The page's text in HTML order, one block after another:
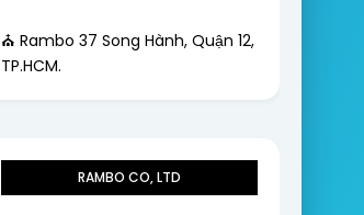
⛪ Rambo 37 Song Hành, Quận 12,
TP.HCM.
RAMBO CO, LTD